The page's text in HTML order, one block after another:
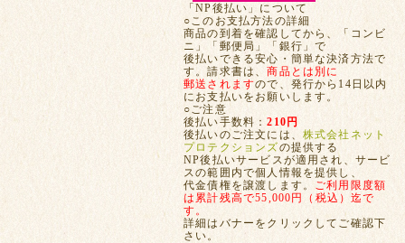
「NP後払い」について
○このお支払方法の詳細
商品の到着を確認してから、「コンビ
ニ」「郵便局」「銀行」で
後払いできる安心・簡単な決済方法で
す。請求書は、商品とは別に
郵送されますので、発行から14日以内
にお支払いをお願いします。
○ご注意
後払い手数料：210円
後払いのご注文には、 株式会社ネット
プロテクションズの提供する
NP後払いサービスが適用され、サービ
スの範囲内で個人情報を提供し、
代金債権を譲渡します。 ご利用限度額
は累計残高で55,000円（税込）迄で
す。
詳細はバナーをクリックしてご確認下
さい。